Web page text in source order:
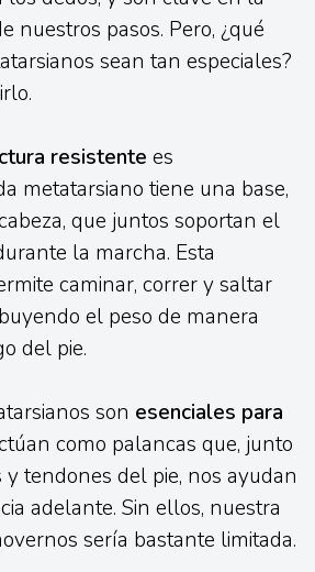
nuestros pasos. Pero, ¿qué
sean tan especiales?
resistente es
metatarsiano tiene una base,
que juntos soportan el
la marcha. Esta
caminar, correr y saltar
el peso de manera
del pie.
son esenciales para
como palancas que, junto
tendones del pie, nos ayudan
adelante. Sin ellos, nuestra
sería bastante limitada.